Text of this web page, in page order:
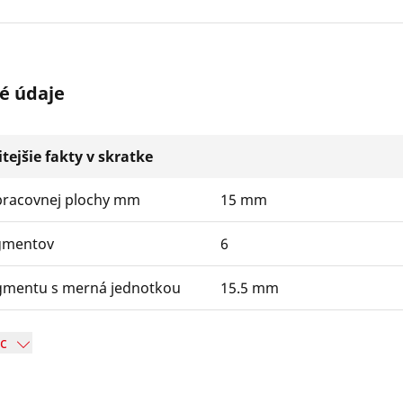
údaje
fakty v skratke
plochy mm 15 mm
6
s merná jednotkou 15.5 mm